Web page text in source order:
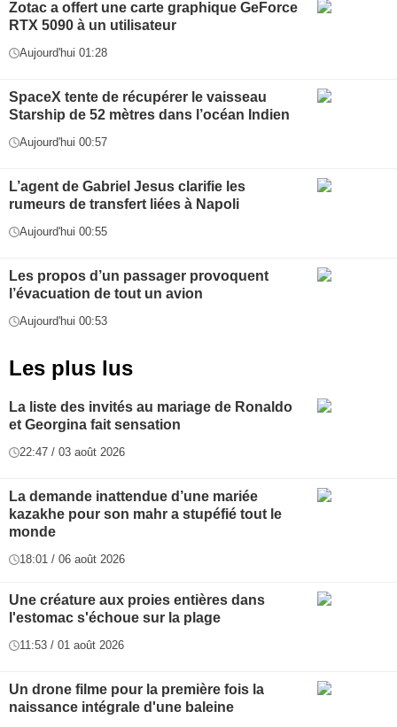
Zotac a offert une carte graphique GeForce
RTX 5090 à un utilisateur
Aujourd'hui 01:28
SpaceX tente de récupérer le vaisseau
Starship de 52 mètres dans l’océan Indien
Aujourd'hui 00:57
L’agent de Gabriel Jesus clarifie les
rumeurs de transfert liées à Napoli
Aujourd'hui 00:55
Les propos d’un passager provoquent
l’évacuation de tout un avion
Aujourd'hui 00:53
Les plus lus
La liste des invités au mariage de Ronaldo
et Georgina fait sensation
22:47 / 03 août 2026
La demande inattendue d’une mariée
kazakhe pour son mahr a stupéfié tout le
monde
18:01 / 06 août 2026
Une créature aux proies entières dans
l'estomac s'échoue sur la plage
11:53 / 01 août 2026
Un drone filme pour la première fois la
naissance intégrale d'une baleine